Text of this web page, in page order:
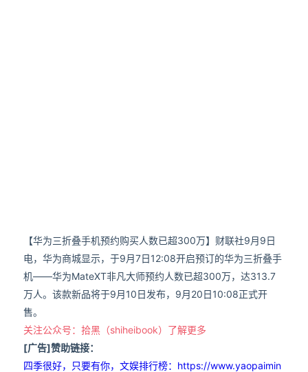
【华为三折叠手机预约购买人数已超300万】财联社9月9日
电，华为商城显示，于9月7日12:08开启预订的华为三折叠手
机——华为MateXT非凡大师预约人数已超300万，达313.7
万人。该款新品将于9月10日发布，9月20日10:08正式开
售。
关注公众号：拾黑（shiheibook）了解更多
[广告]赞助链接：
四季很好，只要有你，文娱排行榜：https://www.yaopaimin